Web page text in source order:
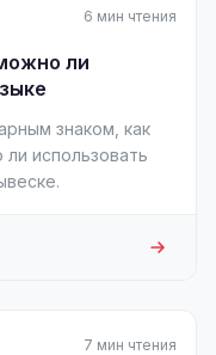
6 мин чтения
ли
знаком, как
использовать
7 мин чтения